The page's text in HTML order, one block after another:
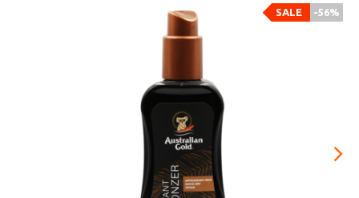
-56%
SALE